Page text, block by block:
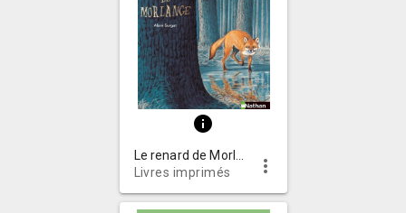
info
Livres imprimés
more_vert